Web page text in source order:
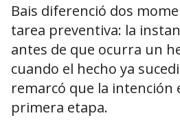
Bais diferenció dos
tarea preventiva: la
antes de que ocurra un
cuando el hecho ya
remarcó que la intención
primera etapa.